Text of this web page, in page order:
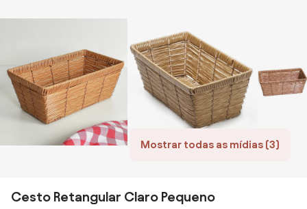
Mostrar todas as mídias (3)
Cesto Retangular Claro Pequeno